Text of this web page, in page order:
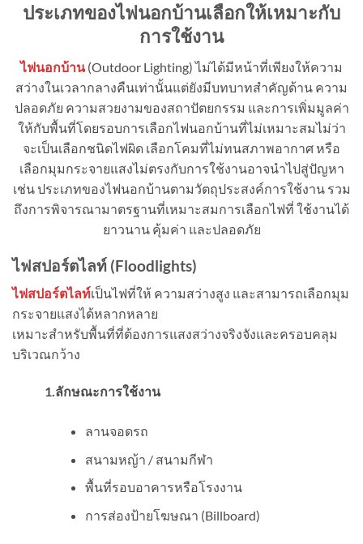
ประเภทของไฟนอกบ้านเลือกให้เหมาะกับ
การใช้งาน
ไฟนอกบ้าน (Outdoor Lighting) ไม่ได้มีหน้าที่เพียงให้ความ
สว่างในเวลากลางคืนเท่านั้นแต่ยังมีบทบาทสำคัญด้าน ความ
ปลอดภัย ความสวยงามของสถาปัตยกรรม และการเพิ่มมูลค่า
ให้กับพื้นที่โดยรอบการเลือกไฟนอกบ้านที่ไม่เหมาะสมไม่ว่า
จะเป็นเลือกชนิดไฟผิด เลือกโคมที่ไม่ทนสภาพอากาศ หรือ
เลือกมุมกระจายแสงไม่ตรงกับการใช้งานอาจนำไปสู่ปัญหา
เช่น ประเภทของไฟนอกบ้านตามวัตถุประสงค์การใช้งาน รวม
ถึงการพิจารณามาตรฐานที่เหมาะสมการเลือกไฟที่ ใช้งานได้
ยาวนาน คุ้มค่า และปลอดภัย
ไฟสปอร์ตไลท์ (Floodlights)
ไฟสปอร์ตไลท์เป็นไฟที่ให้ ความสว่างสูง และสามารถเลือกมุม
กระจายแสงได้หลากหลาย
เหมาะสำหรับพื้นที่ที่ต้องการแสงสว่างจริงจังและครอบคลุม
บริเวณกว้าง
1.ลักษณะการใช้งาน
ลานจอดรถ
สนามหญ้า / สนามกีฬา
พื้นที่รอบอาคารหรือโรงงาน
การส่องป้ายโฆษณา (Billboard)